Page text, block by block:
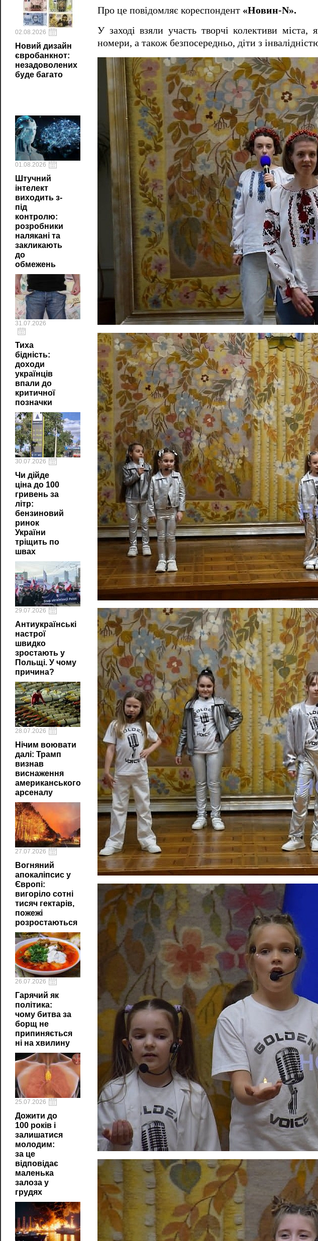
02.08.2026
Новий дизайн
євробанкнот:
незадоволених
буде багато
01.08.2026
Штучний
інтелект
виходить з-
під
контролю:
розробники
налякані та
закликають
до
обмежень
31.07.2026
Тиха
бідність:
доходи
українців
впали до
критичної
позначки
30.07.2026
Чи дійде
ціна до 100
гривень за
літр:
бензиновий
ринок
України
тріщить по
швах
29.07.2026
Антиукраїнські
настрої
швидко
зростають у
Польщі. У чому
причина?
28.07.2026
Нічим воювати
далі: Трамп
визнав
виснаження
американського
арсеналу
27.07.2026
Вогняний
апокаліпсис у
Європі:
вигоріло сотні
тисяч гектарів,
пожежі
розростаються
26.07.2026
Гарячий як
політика:
чому битва за
борщ не
припиняється
ні на хвилину
25.07.2026
Дожити до
100 років і
залишатися
молодим:
за це
відповідає
маленька
залоза у
грудях
Про це повідомляє кореспондент «Новин-N».
У заході взяли участь творчі колективи міста,
номери, а також безпосередньо, діти з